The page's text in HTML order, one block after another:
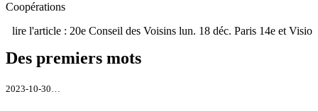
Coopérations
lire l'article : 20e Conseil des Voisins lun. 18 déc. Paris 14e et Visio
Des premiers mots
2023-10-30…